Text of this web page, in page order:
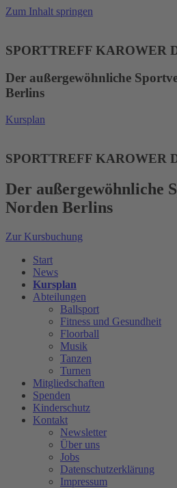
Zum Inhalt springen
SPORTTREFF KAROWER
Der außergewöhnliche
Berlins
Kursplan
SPORTTREFF KAROWER
Der außergewöhnliche
Norden Berlins
Zur Kursbuchung
Start
News
Kursplan
Abteilungen
Ballsport
Fitness und Gesundheit
Floorball
Musik
Tanzen
Turnen
Mitgliedschaften
Spenden
Kinderschutz
Kontakt
Newsletter
Über uns
Jobs
Datenschutzerklärung
Impressum